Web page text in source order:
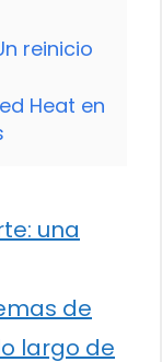
reinicio
Heat en
una
de
largo de